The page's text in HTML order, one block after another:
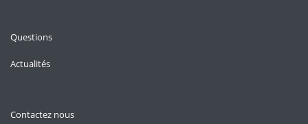
Questions
Actualités
Contactez nous